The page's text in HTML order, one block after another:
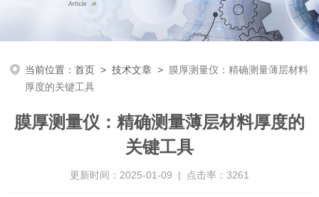
当前位置：首页 >技术文章 > 膜厚测量仪：精确测量薄层材料
厚度的关键工具
膜厚测量仪：精确测量薄层材料厚度的
关键工具
更新时间：2025-01-09 | 点击率：3261